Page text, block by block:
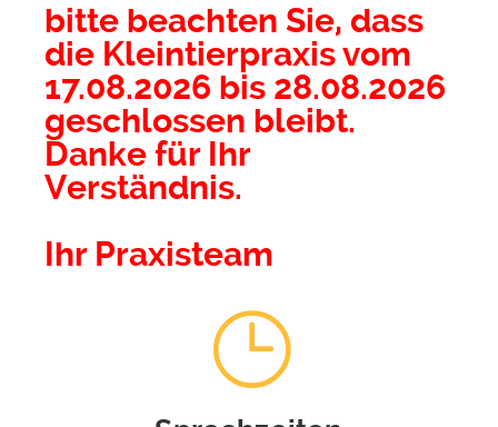
bitte beachten Sie, dass
die Kleintierpraxis vom
17.08.2026 bis 28.08.2026
geschlossen bleibt.
Danke für Ihr
Verständnis.
Ihr Praxisteam